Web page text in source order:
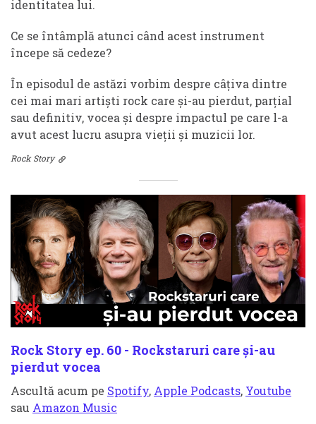
identitatea lui.
Ce se întâmplă atunci când acest instrument
începe să cedeze?
În episodul de astăzi vorbim despre câțiva dintre
cei mai mari artiști rock care și-au pierdut, parțial
sau definitiv, vocea și despre impactul pe care l-a
avut acest lucru asupra vieții și muzicii lor.
Rock Story
Rock Story ep. 60 - Rockstaruri care și-au
pierdut vocea
Ascultă acum pe Spotify, Apple Podcasts, Youtube
sau Amazon Music